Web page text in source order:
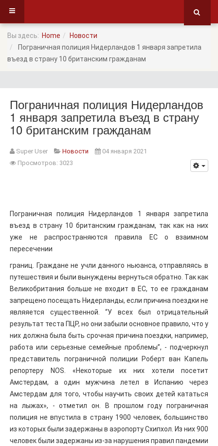
Вы здесь: Home
Новости
Пограничная полиция Нидерландов 1 января запретила
въезд в страну 10 британским гражданам
Пограничная полиция Нидерландов
1 января запретила въезд в страну
10 британским гражданам
Super User Новости
04 января 2021
Просмотров: 3023
Пограничная полиция Нидерландов 1 января запретила
въезд в страну 10 британским гражданам, так как на них
уже не распространяются правила ЕС о взаимном
пересечении
границ. Граждане не учли данного ньюанса, отправляясь в
путешествия и были вынуждены вернуться обратно. Так как
Великобритания больше не входит в ЕС, то ее гражданам
запрещено посещать Нидерланды, если причина поездки не
являяется существенной. “У всех был отрицательный
результат теста ПЦР, но они забыли основное правило, что у
них должна была быть срочная причина поездки, например,
работа или серьезные семейные проблемы”, - подчеркнул
представитель пограничной полиции Роберт ван Капель
репортеру NOS. «Некоторые их них хотели посетит
Амстердам, а один мужчина летел в Испанию через
Амстердам для того, чтобы научить своих детей кататься
на лыжах», - отметил он. В прошлом году пограничная
полиция не впустила в страну 1900 человек, большинство
из которых были задержаны в аэропорту Схипхол. Из них 900
человек были задержаны из-за нарушения правил пандемии